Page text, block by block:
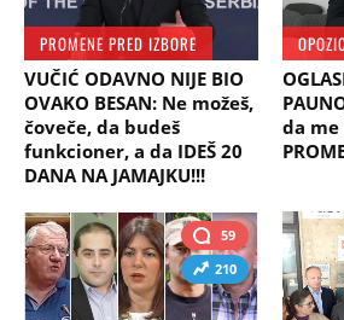
PROMENE PRED IZBORE
VUČIĆ ODAVNO NIJE BIO
OVAKO BESAN: Ne možeš,
čoveče, da budeš
funkcioner, a da IDEŠ 20
DANA NA JAMAJKU!!!
da me
59
210